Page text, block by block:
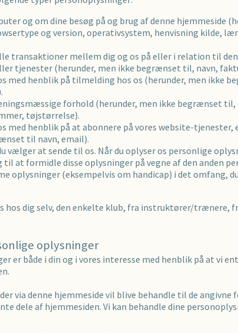
og om dine besøg på og brug af denne hjemmeside
og version, operativsystem, henvisning kilde,
transaktioner mellem dig og os på eller i relation til
tjenester (herunder, men ikke begrænset til, navn,
med henblik på tilmelding hos os (herunder, men ikke
forhold (herunder, men ikke begrænset til,
tøjstørrelse).
med henblik på at abonnere på vores website-
til navn, email).
vælger at sende til os. Når du oplyser os personlige
at formidle disse oplysninger på vegne af den anden
oplysninger (eksempelvis om handicap) i det omfang,
hos dig selv, den enkelte klub, fra instruktører/trænere,
oplysninger
er både i din og i vores interesse med henblik på at vi
via denne hjemmeside vil blive behandle til de
dele af hjemmesiden. Vi kan behandle dine